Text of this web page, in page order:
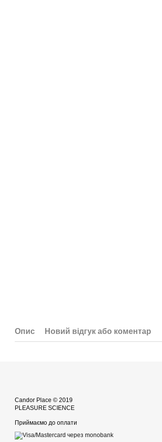
Опис Новий відгук або коментар
Candor Place © 2019
PLEASURE SCIENCE
Приймаємо до оплати